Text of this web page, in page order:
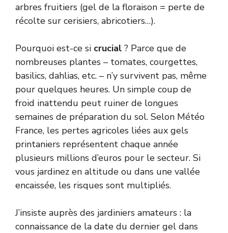
arbres fruitiers (gel de la floraison = perte de
récolte sur cerisiers, abricotiers…).
Pourquoi est-ce si crucial ? Parce que de
nombreuses plantes – tomates, courgettes,
basilics, dahlias, etc. – n’y survivent pas, même
pour quelques heures. Un simple coup de
froid inattendu peut ruiner de longues
semaines de préparation du sol. Selon Météo
France, les pertes agricoles liées aux gels
printaniers représentent chaque année
plusieurs millions d’euros pour le secteur. Si
vous jardinez en altitude ou dans une vallée
encaissée, les risques sont multipliés.
J’insiste auprès des jardiniers amateurs : la
connaissance de la date du dernier gel dans